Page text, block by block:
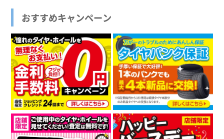
おすすめキャンペーン